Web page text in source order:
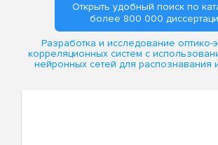
Открыть удобный поиск по
более 800 000
Разработка и исследование оптико-
корреляционных систем с
нейронных сетей для распознавания